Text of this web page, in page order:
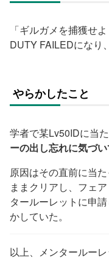
「ギルガメを捕獲せ
DUTY FAILEDになり
やらかしたこと
学者で某Lv50IDに当た
ーの出し忘れに気づ
原因はその直前に当
ままクリアし、フェ
タールーレットに申
かしていた。
以上、メンタールー